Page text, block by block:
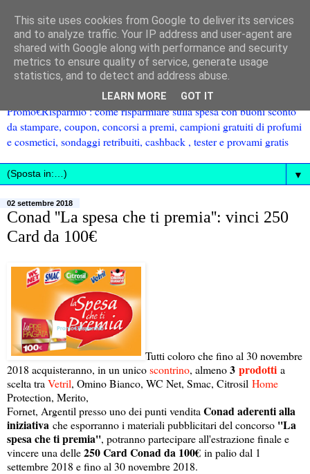
Promo€Risparmio : come risparmiare sulla spesa con buoni sconto
da stampare, coupon, concorsi a premi, campioni gratuiti di profumi
e cosmetici, sondaggi retribuiti, cashback , tester e provami gratis
▼
02 settembre 2018
Conad ''La spesa che ti premia'': vinci 250
Card da 100€
Tutti coloro che fino al 30 novembre
2018 acquisteranno, in un unicoscontrino, almeno3 prodotti a
scelta tra Vetril, Omino Bianco, WC Net, Smac, Citrosil Home
Protection, Merito,
Fornet, Argentil presso uno dei punti vendita Conad aderenti alla
iniziativa che esporranno i materiali pubblicitari del concorso ''La
spesa che ti premia'', potranno partecipare all'estrazione finale e
vincere una delle250 Card Conad da 100€ in palio dal 1
settembre 2018 e fino al 30 novembre 2018.
This site uses cookies from Google to deliver its services
and to analyze traffic. Your IP address and user-agent are
shared with Google along with performance and security
metrics to ensure quality of service, generate usage
statistics, and to detect and address abuse.
LEARN MORE GOT IT